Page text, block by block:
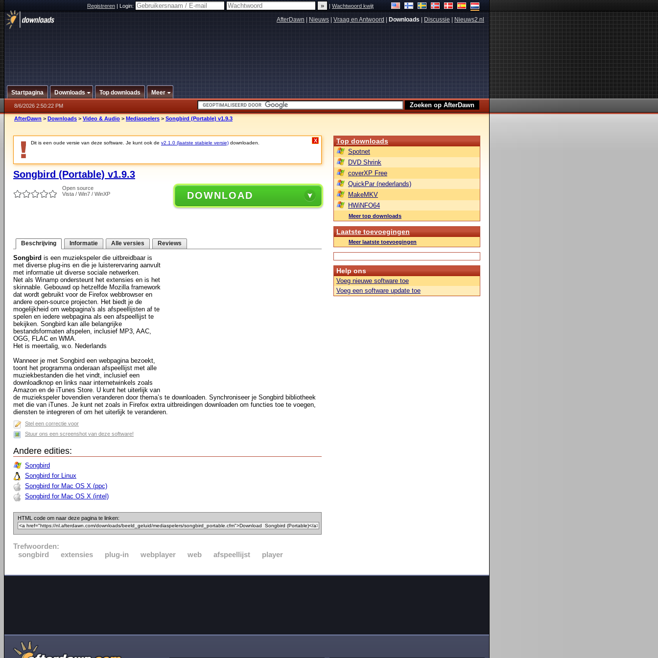
Registreren|Login: |Wachtwoord kwijt
AfterDawn Nieuws Vraag en Antwoord Downloads Discussie Nieuws2.nl
Startpagina Downloads Top downloads Meer
8/6/2026 2:50:22 PM
AfterDawn > Downloads > Video & Audio > Mediaspelers > Songbird (Portable) v1.9.3
Dit is een oude versie van deze software. Je kunt ook de v2.1.0 (laatste stabiele versie) downloaden. X
Songbird (Portable) v1.9.3
Open source
Vista / Win7 / WinXP
DOWNLOAD
Beschrijving Informatie Alle versies Reviews
Songbird is een muziekspeler die uitbreidbaar is
met diverse plug-ins en die je luisterervaring aanvult
met informatie uit diverse sociale netwerken.
Net als Winamp ondersteunt het extensies en is het
skinnable. Gebouwd op hetzelfde Mozilla framework
dat wordt gebruikt voor de Firefox webbrowser en
andere open-source projecten. Het biedt je de
mogelijkheid om webpagina's als afspeellijsten af te
spelen en iedere webpagina als een afspeellijst te
bekijken. Songbird kan alle belangrijke
bestandsformaten afspelen, inclusief MP3, AAC,
OGG, FLAC en WMA.
Het is meertalig, w.o. Nederlands
Wanneer je met Songbird een webpagina bezoekt,
toont het programma onderaan afspeellijst met alle
muziekbestanden die het vindt, inclusief een
downloadknop en links naar internetwinkels zoals
Amazon en de iTunes Store. U kunt het uiterlijk van
de muziekspeler bovendien veranderen door thema’s te downloaden. Synchroniseer je Songbird bibliotheek
met die van iTunes. Je kunt net zoals in Firefox extra uitbreidingen downloaden om functies toe te voegen,
diensten te integreren of om het uiterlijk te veranderen.
Stel een correctie voor
Stuur ons een screenshot van deze software!
Andere edities:
Songbird
Songbird for Linux
Songbird for Mac OS X (ppc)
Songbird for Mac OS X (intel)
HTML code om naar deze pagina te linken:
Trefwoorden:
songbird
extensies plug-in webplayer web afspeellijst player
Top downloads
Spotnet
DVD Shrink
coverXP Free
QuickPar (nederlands)
MakeMKV
HWiNFO64
Meer top downloads
Laatste toevoegingen
Meer laatste toevoegingen
Help ons
Voeg nieuwe software toe
Voeg een software update toe